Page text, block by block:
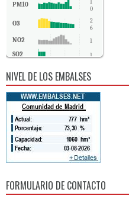
PM10
1
0
O3
2
6
NO2 1
SO2 1
NIVEL DE LOS EMBALSES
FORMULARIO DE CONTACTO